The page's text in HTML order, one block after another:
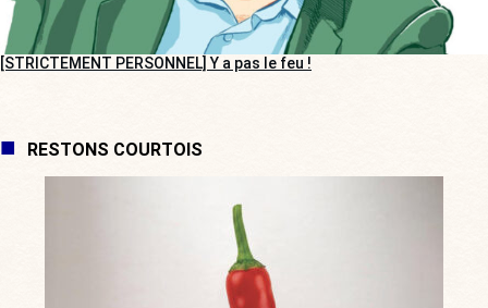
[STRICTEMENT PERSONNEL] Y a pas le feu !
RESTONS COURTOIS